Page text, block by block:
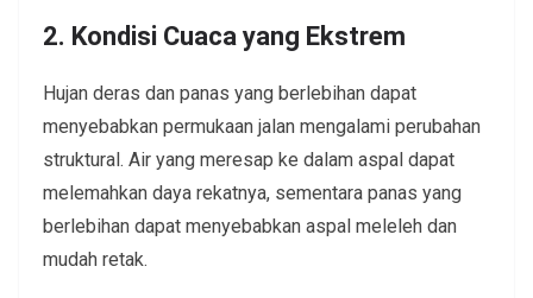
2. Kondisi Cuaca yang Ekstrem
Hujan deras dan panas yang berlebihan dapat
menyebabkan permukaan jalan mengalami perubahan
struktural. Air yang meresap ke dalam aspal dapat
melemahkan daya rekatnya, sementara panas yang
berlebihan dapat menyebabkan aspal meleleh dan
mudah retak.